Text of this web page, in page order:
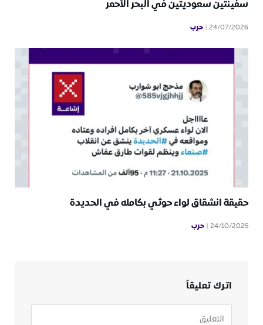
سفينتين سعوديتين في البحر الأحمر
24/07/2026 حرب
حقيقة انشقاق لواء حوثي بكامله في الحديدة
24/10/2025 حرب
اترك تعليقاً